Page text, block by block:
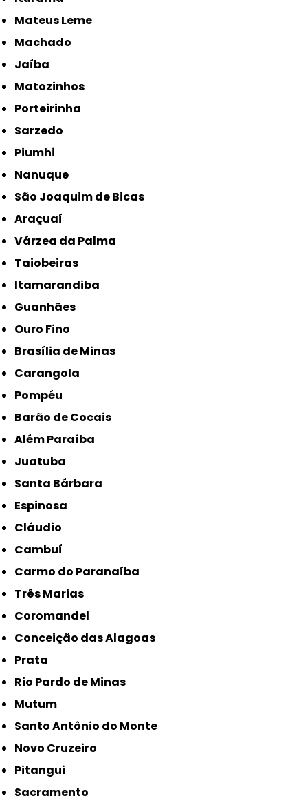
Mateus Leme
Machado
Jaíba
Matozinhos
Porteirinha
Sarzedo
Piumhi
Nanuque
São Joaquim de Bicas
Araçuaí
Várzea da Palma
Taiobeiras
Itamarandiba
Guanhães
Ouro Fino
Brasília de Minas
Carangola
Pompéu
Barão de Cocais
Além Paraíba
Juatuba
Santa Bárbara
Espinosa
Cláudio
Cambuí
Carmo do Paranaíba
Três Marias
Coromandel
Conceição das Alagoas
Prata
Rio Pardo de Minas
Mutum
Santo Antônio do Monte
Novo Cruzeiro
Pitangui
Sacramento